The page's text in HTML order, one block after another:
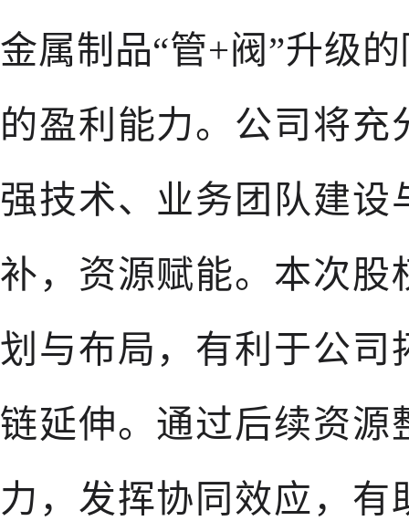
金属制品“管+阀”升级
的盈利能力。公司将
强技术、业务团队建设
补，资源赋能。本次股
划与布局，有利于公司
链延伸。通过后续资源
力，发挥协同效应，